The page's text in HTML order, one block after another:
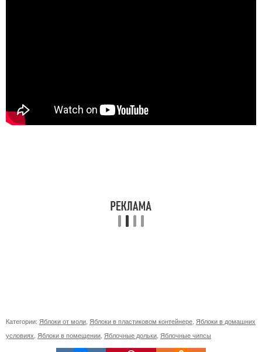
Категории: Яблоки от моли Яблоки в пластиковом контейнере Яблоки в домашних
условиях Яблоки в помещении Яблочные дольки Яблочные чипсы